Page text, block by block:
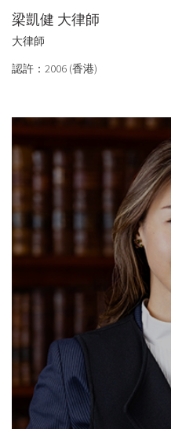
梁凱健 大律師
大律師
認許：2006 (香港)